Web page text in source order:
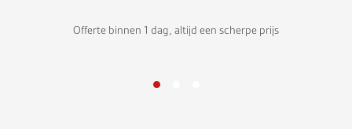
Offerte binnen 1 dag, altijd een scherpe prijs